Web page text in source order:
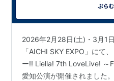
2026年2月28日(土)・3月1
「AICHI SKY EXPO」にて
ー!! Liella! 7th LoveLive! ～
愛知公演が開催されました